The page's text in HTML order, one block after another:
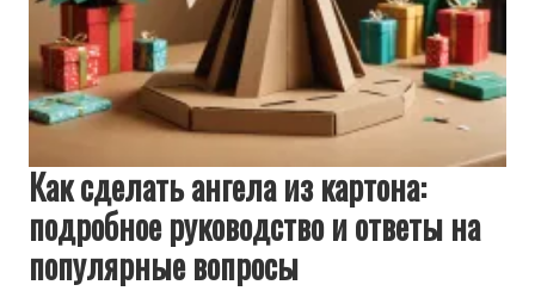
Как сделать ангела из картона:
подробное руководство и ответы на
популярные вопросы